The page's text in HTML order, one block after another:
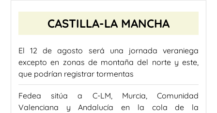
CASTILLA-LA MANCHA
El 12 de agosto será una jornada veraniega
excepto en zonas de montaña del norte y este,
que podrían registrar tormentas
Fedea sitúa a C-LM, Murcia, Comunidad
Valenciana y Andalucía en la cola de la